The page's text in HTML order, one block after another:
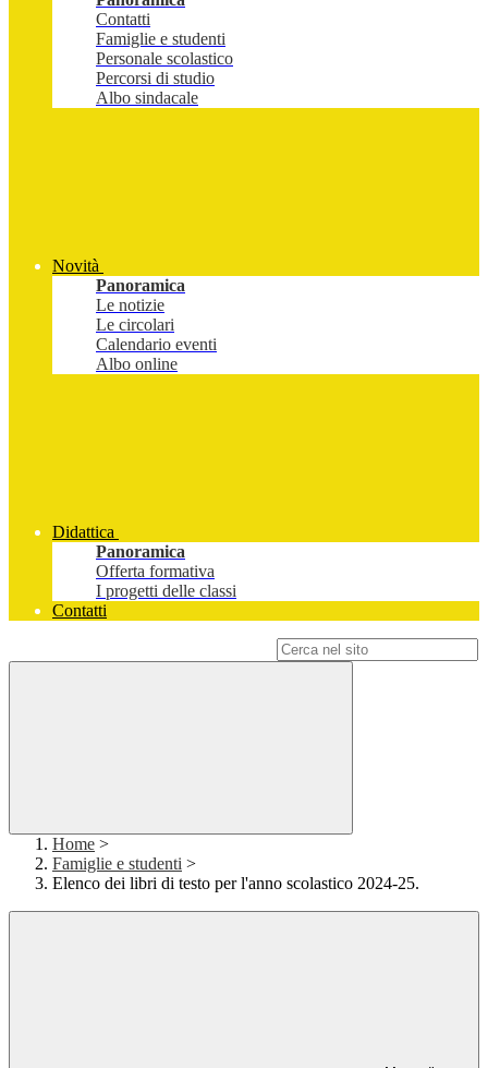
Contatti
Famiglie e studenti
Personale scolastico
Percorsi di studio
Albo sindacale
Novità
Panoramica
Le notizie
Le circolari
Calendario eventi
Albo online
Didattica
Panoramica
Offerta formativa
I progetti delle classi
Contatti
Home >
Famiglie e studenti >
Elenco dei libri di testo per l'anno scolastico 2024-25.